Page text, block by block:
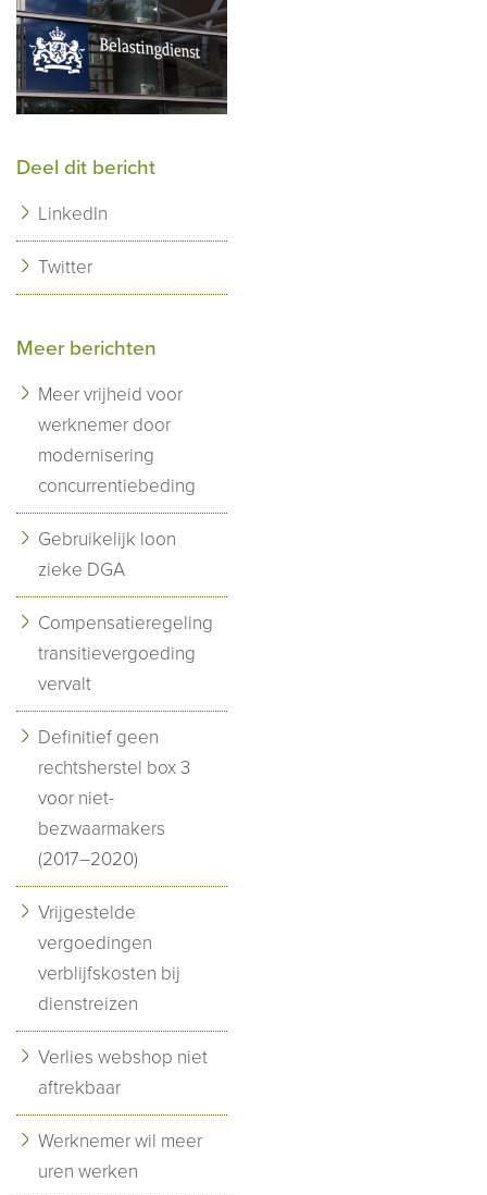
Deel dit bericht
LinkedIn
Twitter
Meer berichten
Meer vrijheid voor
werknemer door
modernisering
concurrentiebeding
Gebruikelijk loon
zieke DGA
Compensatieregeling
transitievergoeding
vervalt
Definitief geen
rechtsherstel box 3
voor niet-
bezwaarmakers
(2017–2020)
Vrijgestelde
vergoedingen
verblijfskosten bij
dienstreizen
Verlies webshop niet
aftrekbaar
Werknemer wil meer
uren werken